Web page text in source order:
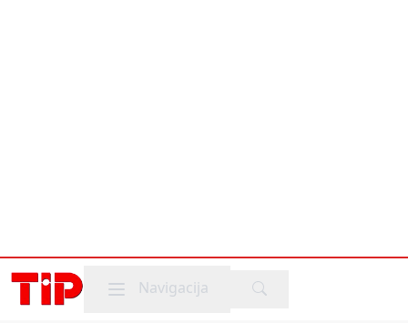
Mobile menu
Navigacija